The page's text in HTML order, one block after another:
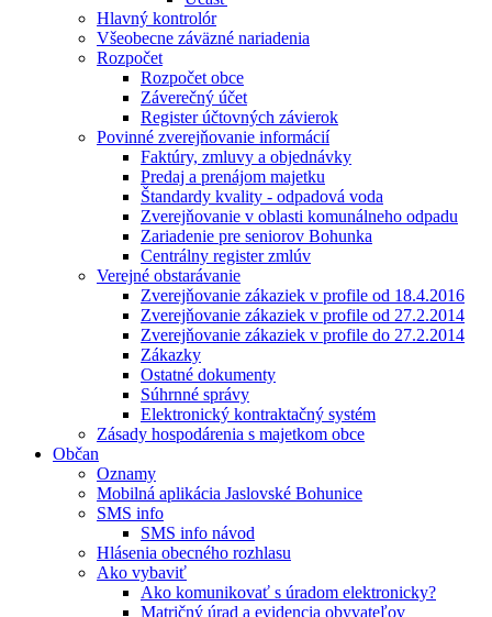
Hlavný kontrolór
Všeobecne záväzné nariadenia
Rozpočet
Rozpočet obce
Záverečný účet
Register účtovných závierok
Povinné zverejňovanie informácií
Faktúry, zmluvy a objednávky
Predaj a prenájom majetku
Štandardy kvality - odpadová voda
Zverejňovanie v oblasti komunálneho odpadu
Zariadenie pre seniorov Bohunka
Centrálny register zmlúv
Verejné obstarávanie
Zverejňovanie zákaziek v profile od 18.4.2016
Zverejňovanie zákaziek v profile od 27.2.2014
Zverejňovanie zákaziek v profile do 27.2.2014
Zákazky
Ostatné dokumenty
Súhrnné správy
Elektronický kontraktačný systém
Zásady hospodárenia s majetkom obce
Občan
Oznamy
Mobilná aplikácia Jaslovské Bohunice
SMS info
SMS info návod
Hlásenia obecného rozhlasu
Ako vybaviť
Ako komunikovať s úradom elektronicky?
Matričný úrad a evidencia obyvateľov